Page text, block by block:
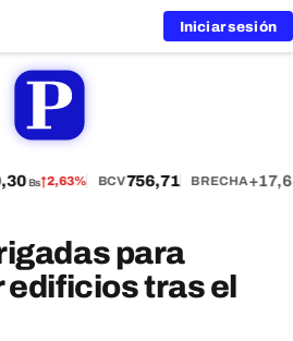
Iniciar sesión
Bs↑2,63% BCV756,71 BRECHA
para
tras el